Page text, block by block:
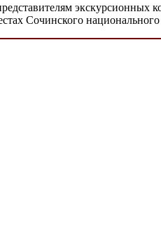
Сочинского национального